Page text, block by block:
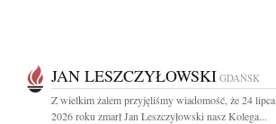
JAN LESZCZYŁOWSKI GDAŃSK
Z wielkim żalem przyjęliśmy wiadomość, że 24 lipca
2026 roku zmarł Jan Leszczyłowski nasz Kolega...